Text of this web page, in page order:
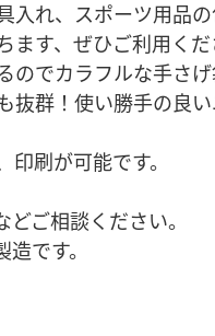
入れ、スポーツ用品
す、ぜひご利用くだ
のでカラフルな手さ
抜群！使い勝手の良
刷が可能です。
ご相談ください。
です。